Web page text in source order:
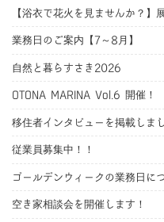
【浴衣で花火を見ませんか？】
業務日のご案内【7～8月】
自然と暮らすさき2026
OTONA MARINA Vol.6 開催！
移住者インタビューを掲載しま
従業員募集中！！
ゴールデンウィークの業務日に
空き家相談会を開催します！